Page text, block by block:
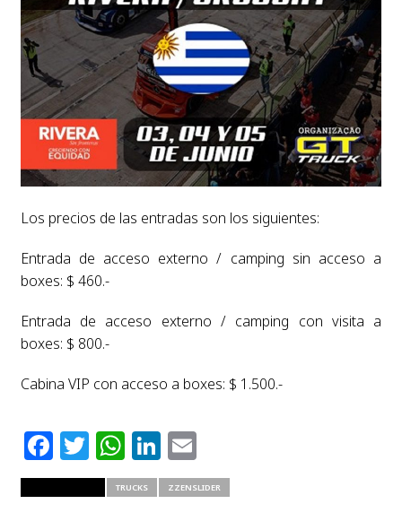
Los precios de las entradas son los siguientes:
Entrada de acceso externo / camping sin acceso a
boxes: $ 460.-
Entrada de acceso externo / camping con visita a
boxes: $ 800.-
Cabina VIP con acceso a boxes: $ 1.500.-
Facebook
Twitter
WhatsApp
LinkedIn
Email
TRUCKS ZZENSLIDER